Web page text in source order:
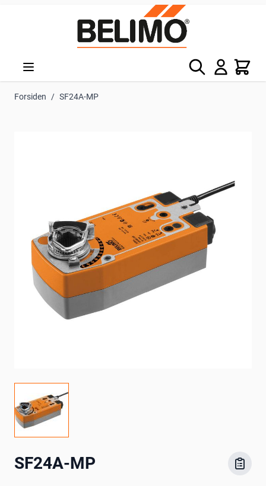
Søg Kurv
Forsiden / SF24A-MP
SF24A-MP